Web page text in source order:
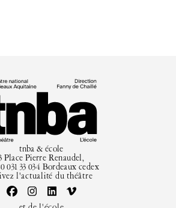
tnba & école
Place Pierre Renaudel,
031 33 034 Bordeaux cedex
l'actualité du théâtre
Vidéos
Documents
Podcasts
Technique
pédagogiques
Espace production
Actualités
Newsletter